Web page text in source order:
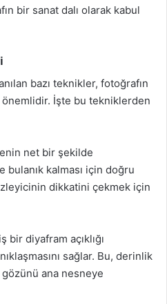
bir sanat dalı olarak kabul
bazı teknikler, fotoğrafın
İşte bu tekniklerden
net bir şekilde
bulanık kalması için doğru
izleyicinin dikkatini çekmek için
bir diyafram açıklığı
sağlar. Bu, derinlik
ana nesneye